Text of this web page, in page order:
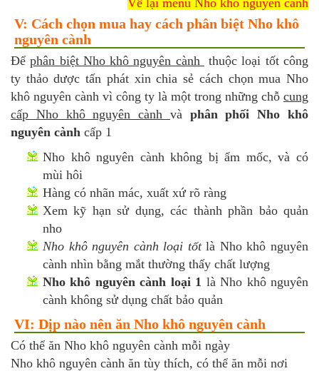
Về lại menu Nho khô nguyên cành
V: Cách chọn mua hay cách phân biệt Nho khô
nguyên cành
Đểphân biệt Nho khô nguyên cành thuộc loại tốt công
ty thảo dược tấn phát xin chia sẻ cách chọn mua Nho
khô nguyên cành vì công ty là một trong những chỗ cung
cấp Nho khô nguyên cành và phân phối Nho khô
nguyên cành cấp 1
Nho khô nguyên cành không bị ẩm mốc, và có
mùi hôi
Hàng có nhãn mác, xuất xứ rõ ràng
Xem kỹ hạn sử dụng, các thành phần bảo quản
nho
Nho khô nguyên cành loại tốtlà Nho khô nguyên
cành nhìn bằng mắt thường thấy chất lượng
Nho khô nguyên cành loại 1 là Nho khô nguyên
cành không sử dụng chất bảo quản
VI: Dịp nào nên ăn Nho khô nguyên cành
Có thể ăn Nho khô nguyên cành mỗi ngày
Nho khô nguyên cành ăn tùy thích, có thể ăn mỗi nơi